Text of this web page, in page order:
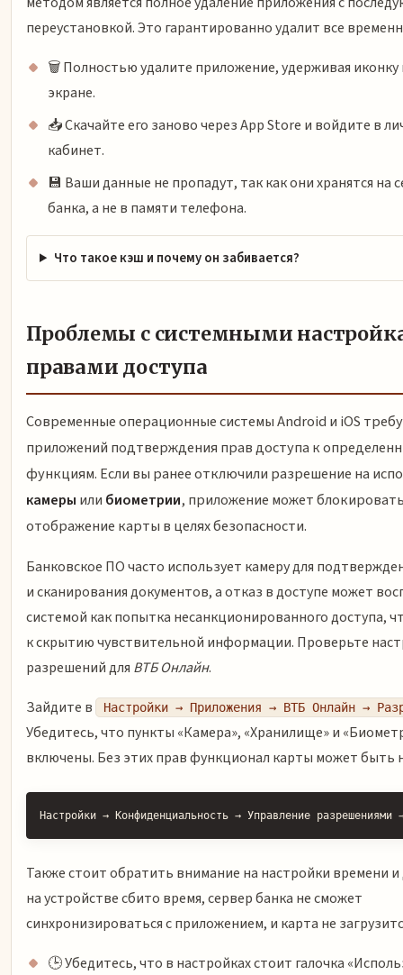
переустановкой. Это гарантированно удалит все
🗑️ Полностью удалите приложение, удерживая иконку
экране.
📥 Скачайте его заново через App Store и войдите в
кабинет.
💾 Ваши данные не пропадут, так как они хранятся на
банка, а не в памяти телефона.
Что такое кэш и почему он забивается?
Проблемы с системными
правами доступа
Современные операционные системы Android и iOS
приложений подтверждения прав доступа к
функциям. Если вы ранее отключили разрешение на
камеры или биометрии, приложение может
отображение карты в целях безопасности.
Банковское ПО часто использует камеру для
и сканирования документов, а отказ в доступе может
системой как попытка несанкционированного доступа,
к скрытию чувствительной информации. Проверьте
разрешений для ВТБ Онлайн.
Зайдите в
Настройки → Приложения → ВТБ Онлайн →
Убедитесь, что пункты «Камера», «Хранилище» и
включены. Без этих прав функционал карты может быть
Настройки → Конфиденциальность → Управление разрешениями
Также стоит обратить внимание на настройки времени и
на устройстве сбито время, сервер банка не сможет
синхронизироваться с приложением, и карта не
🕒 Убедитесь, что в настройках стоит галочка